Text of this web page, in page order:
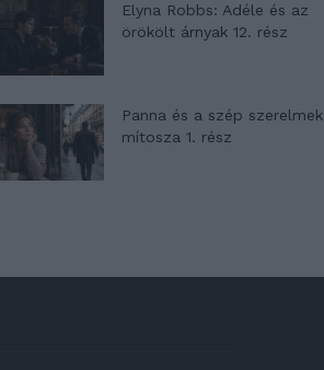
Elyna Robbs: Adéle és az
örökölt árnyak 12. rész
Panna és a szép szerelmek
mítosza 1. rész